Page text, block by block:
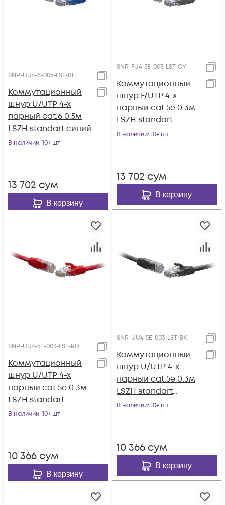
SNR-UU4-6-005-LST-BL
Коммутационный
шнур U/UTP 4-х
парный cat.6 0.5м
LSZH standart синий
В наличии: 10+ шт
13 702 сум
В корзину
SNR-FU4-5E-003-LST-GY
Коммутационный
шнур F/UTP 4-х
парный cat.5e 0.3м
LSZH standart
серый
В наличии: 10+ шт
13 702 сум
В корзину
SNR-UU4-5E-003-LST-RD
Коммутационный
шнур U/UTP 4-х
парный cat.5e 0.3м
LSZH standart
красный
В наличии: 10+ шт
10 366 сум
В корзину
SNR-UU4-5E-003-LST-BK
Коммутационный
шнур U/UTP 4-х
парный cat.5e 0.3м
LSZH standart
чёрный
В наличии: 10+ шт
10 366 сум
В корзину